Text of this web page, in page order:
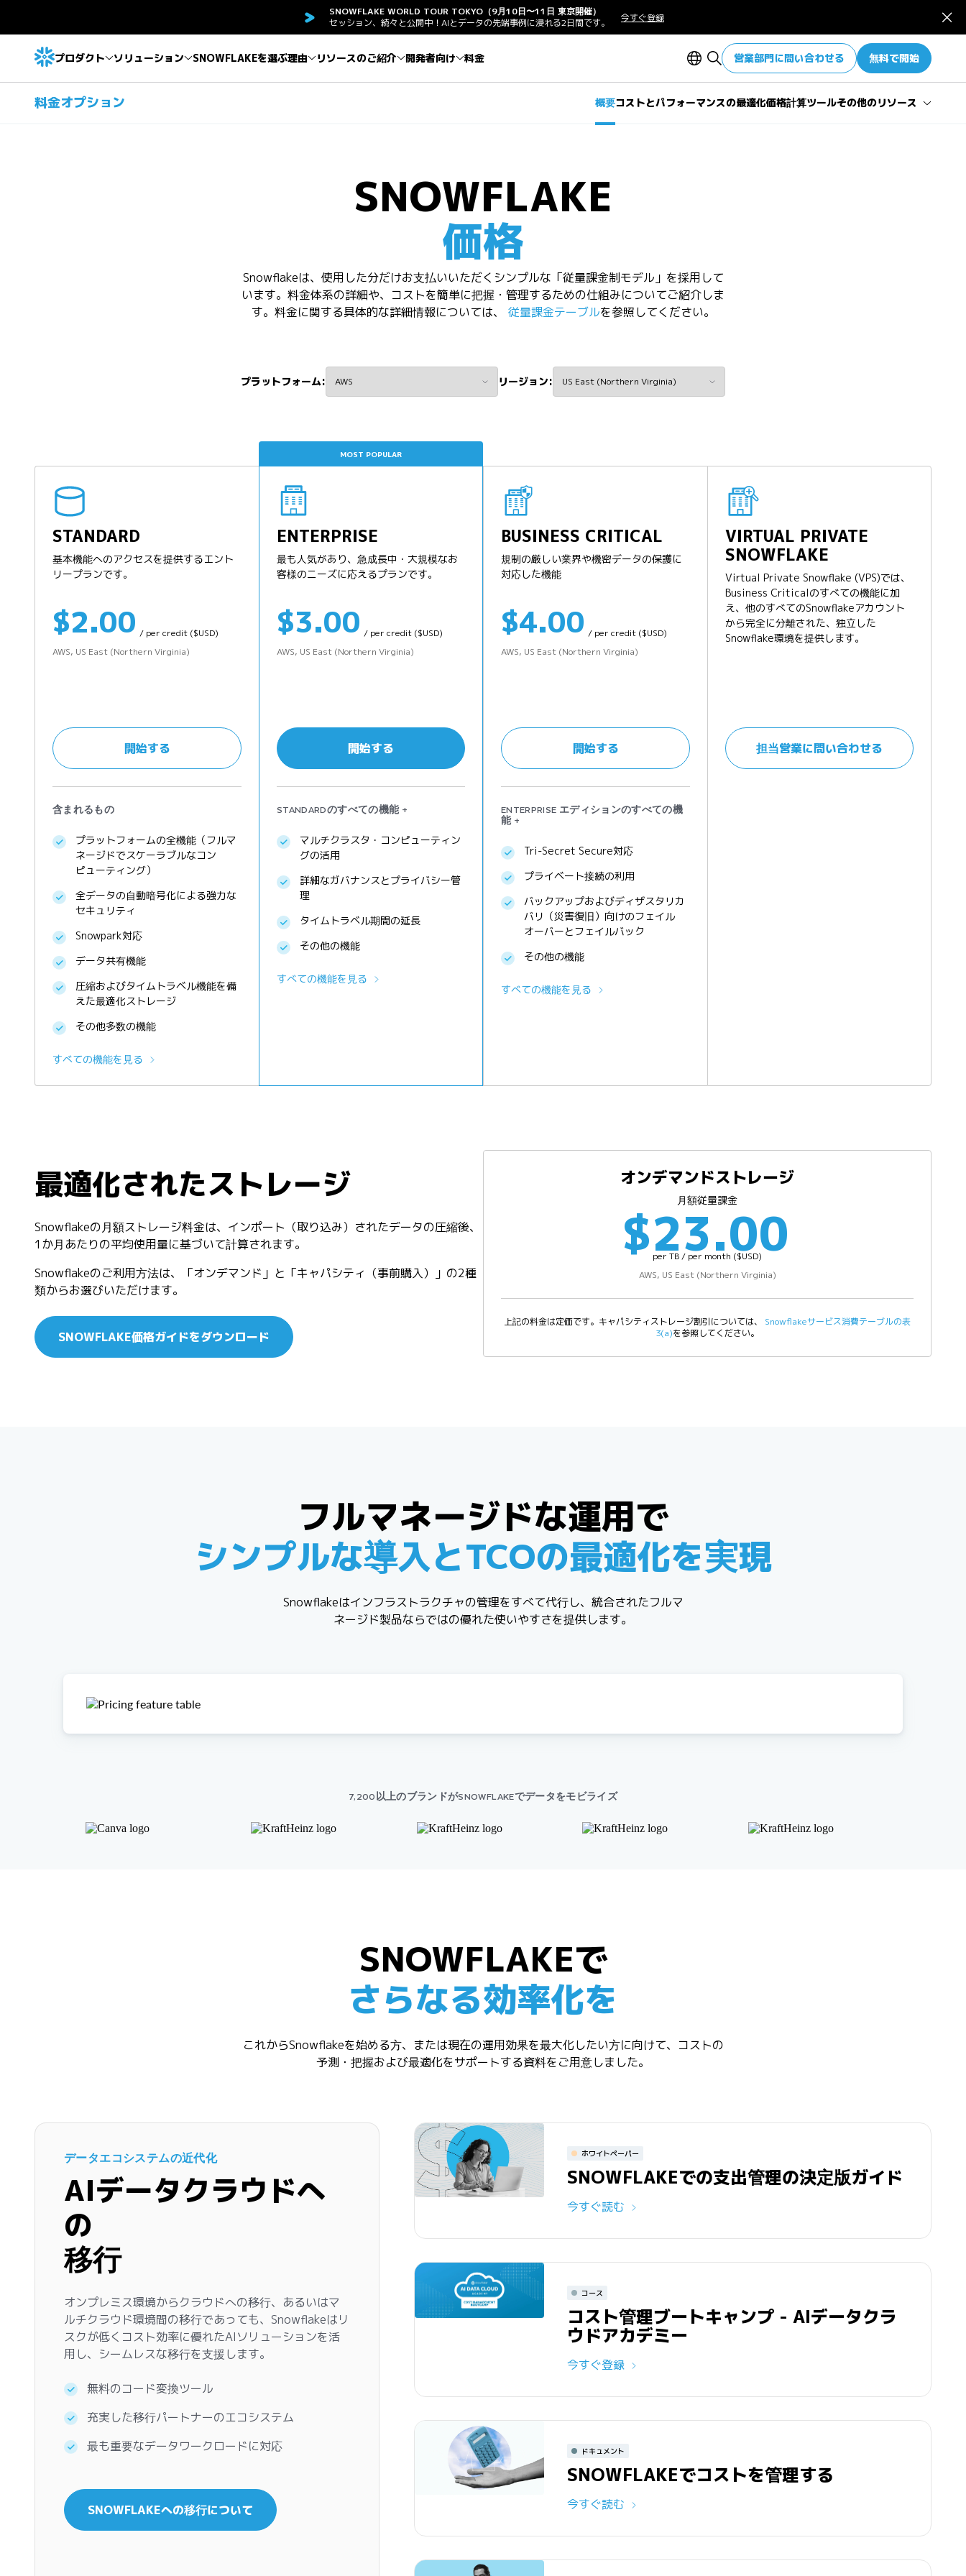
SNOWFLAKE WORLD TOUR TOKYO（9月10日〜11日 東京開催）
セッション、続々と公開中！AIとデータの先端事例に浸れる2日間です。
今すぐ登録
プロダクト ソリューション SNOWFLAKEを選ぶ理由 リソースのご紹介 開発者向け 料金 営業部門に問い合わせる 無料で開始
料金オプション 概要コストとパフォーマンスの最適化価格計算ツールその他のリソース
SNOWFLAKE
価格
Snowflakeは、使用した分だけお支払いいただくシンプルな「従量課金制モデル」を採用して
います。料金体系の詳細や、コストを簡単に把握・管理するための仕組みについてご紹介しま
す。料金に関する具体的な詳細情報については、 従量課金テーブルを参照してください。
プラットフォーム: リージョン:
STANDARD
基本機能へのアクセスを提供するエント
リープランです。
$2.00 / per credit ($USD)
AWS, US East (Northern Virginia)
開始する
含まれるもの
プラットフォームの全機能（フルマ
ネージドでスケーラブルなコン
ピューティング）
全データの自動暗号化による強力な
セキュリティ
Snowpark対応
データ共有機能
圧縮およびタイムトラベル機能を備
えた最適化ストレージ
その他多数の機能
すべての機能を見る
ENTERPRISE
最も人気があり、急成長中・大規模なお
客様のニーズに応えるプランです。
$3.00 / per credit ($USD)
AWS, US East (Northern Virginia)
開始する
STANDARDのすべての機能 +
マルチクラスタ・コンピューティン
グの活用
詳細なガバナンスとプライバシー管
理
タイムトラベル期間の延長
その他の機能
すべての機能を見る
MOST POPULAR
BUSINESS CRITICAL
規制の厳しい業界や機密データの保護に
対応した機能
$4.00 / per credit ($USD)
AWS, US East (Northern Virginia)
開始する
ENTERPRISE エディションのすべての機
能 +
Tri-Secret Secure対応
プライベート接続の利用
バックアップおよびディザスタリカ
バリ（災害復旧）向けのフェイル
オーバーとフェイルバック
その他の機能
すべての機能を見る
VIRTUAL PRIVATE
SNOWFLAKE
Virtual Private Snowflake (VPS)では、
Business Criticalのすべての機能に加
え、他のすべてのSnowflakeアカウント
から完全に分離された、独立した
Snowflake環境を提供します。
担当営業に問い合わせる
最適化されたストレージ
Snowflakeの月額ストレージ料金は、インポート（取り込み）されたデータの圧縮後、
1か月あたりの平均使用量に基づいて計算されます。
Snowflakeのご利用方法は、「オンデマンド」と「キャパシティ（事前購入）」の2種
類からお選びいただけます。
SNOWFLAKE価格ガイドをダウンロード
オンデマンドストレージ
月額従量課金
$23.00
per TB / per month ($USD)
AWS, US East (Northern Virginia)
上記の料金は定価です。キャパシティストレージ割引については、 Snowflakeサービス消費テーブルの表
3(a)を参照してください。
フルマネージドな運用で
シンプルな導入とTCOの最適化を実現
Snowflakeはインフラストラクチャの管理をすべて代行し、統合されたフルマ
ネージド製品ならではの優れた使いやすさを提供します。
7,200以上のブランドがSNOWFLAKEでデータをモビライズ
SNOWFLAKEで
さらなる効率化を
これからSnowflakeを始める方、または現在の運用効果を最大化したい方に向けて、コストの
予測・把握および最適化をサポートする資料をご用意しました。
データエコシステムの近代化
AIデータクラウドへ
の
移行
オンプレミス環境からクラウドへの移行、あるいはマ
ルチクラウド環境間の移行であっても、Snowflakeはリ
スクが低くコスト効率に優れたAIソリューションを活
用し、シームレスな移行を支援します。
無料のコード変換ツール
充実した移行パートナーのエコシステム
最も重要なデータワークロードに対応
SNOWFLAKEへの移行について
ホワイトペーパー
SNOWFLAKEでの支出管理の決定版ガイド
今すぐ読む
コース
コスト管理ブートキャンプ - AIデータクラ
ウドアカデミー
今すぐ登録
ドキュメント
SNOWFLAKEでコストを管理する
今すぐ読む